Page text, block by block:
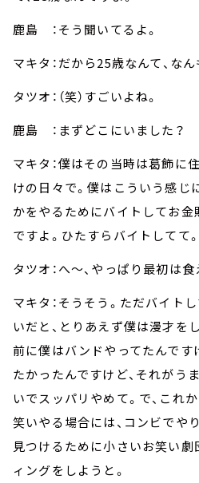
鹿島 ：そう聞いてるよ。
マキタ：だから25歳なんて、な
タツオ：（笑）すごいよね。
鹿島 ：まずどこにいました？
マキタ：僕はその当時は葛飾に
けの日々で。僕はこういう感じ
かをやるためにバイトしてお
ですよ。ひたすらバイトしてて。
タツオ：へ～、やっぱり最初は食
マキタ：そうそう。ただバイト
いだと、とりあえず僕は漫才を
前に僕はバンドやってたんです
たかったんですけど、それがう
いでスッパリやめて。で、これ
笑いやる場合には、コンビでや
見つけるために小さいお笑い劇
ィングをしようと。